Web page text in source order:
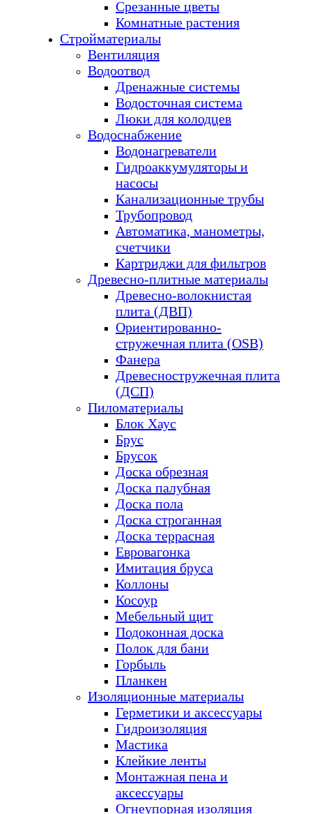
Срезанные цветы
Комнатные растения
Стройматериалы
Вентиляция
Водоотвод
Дренажные системы
Водосточная система
Люки для колодцев
Водоснабжение
Водонагреватели
Гидроаккумуляторы и
насосы
Канализационные трубы
Трубопровод
Автоматика, манометры,
счетчики
Картриджи для фильтров
Древесно-плитные материалы
Древесно-волокнистая
плита (ДВП)
Ориентированно-
стружечная плита (OSB)
Фанера
Древесностружечная плита
(ДСП)
Пиломатериалы
Блок Хаус
Брус
Брусок
Доска обрезная
Доска палубная
Доска пола
Доска строганная
Доска террасная
Евровагонка
Имитация бруса
Коллоны
Косоур
Мебельный щит
Подоконная доска
Полок для бани
Горбыль
Планкен
Изоляционные материалы
Герметики и аксессуары
Гидроизоляция
Мастика
Клейкие ленты
Монтажная пена и
аксессуары
Огнеупорная изоляция